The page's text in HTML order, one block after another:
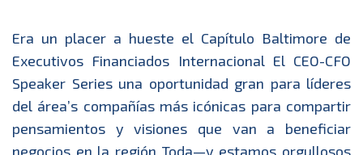
Era un placer a hueste el Capítulo Baltimore de
Executivos Financiados Internacional El CEO-CFO
Speaker Series una oportunidad gran para líderes
del área’s compañías más icónicas para compartir
pensamientos y visiones que van a beneficiar
negocios en la región Toda—y estamos orgullosos